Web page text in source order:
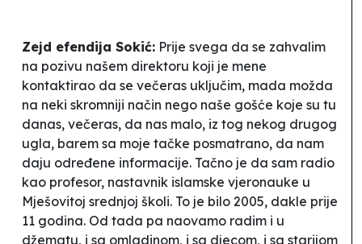
Zejd efendija Sokić: Prije svega da se zahvalim
na pozivu našem direktoru koji je mene
kontaktirao da se večeras uključim, mada možda
na neki skromniji način nego naše gošće koje su tu
danas, večeras, da nas malo, iz tog nekog drugog
ugla, barem sa moje tačke posmatrano, da nam
daju određene informacije. Tačno je da sam radio
kao profesor, nastavnik islamske vjeronauke u
Mješovitoj srednjoj školi. To je bilo 2005, dakle prije
11 godina. Od tada pa naovamo radim i u
džematu, i sa omladinom, i sa djecom, i sa starijom